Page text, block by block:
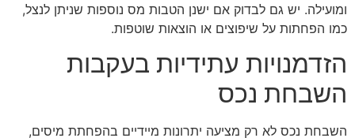
ומועילה. יש גם לבדוק אם ישנן הטבות מס נוספות שניתן לנצל,
כמו הפחתות על שיפוצים או הוצאות שוטפות.
הזדמנויות עתידיות בעקבות
השבחת נכס
השבחת נכס לא רק מציעה יתרונות מיידיים בהפחתת מיסים,